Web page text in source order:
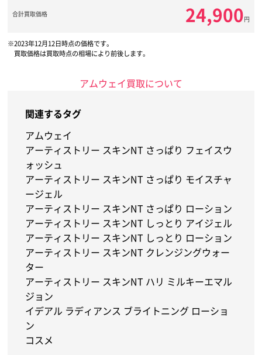
合計買取価格 24,900円
2023年12月12日時点の価格です。
買取価格は買取時点の相場により前後します。
アムウェイ買取について
関連するタグ
アムウェイ
アーティストリー スキンNT さっぱり フェイスウ
ォッシュ
アーティストリー スキンNT さっぱり モイスチャ
ージェル
アーティストリー スキンNT さっぱり ローション
アーティストリー スキンNT しっとり アイジェル
アーティストリー スキンNT しっとり ローション
アーティストリー スキンNT クレンジングウォー
ター
アーティストリー スキンNT ハリ ミルキーエマル
ジョン
イデアル ラディアンス ブライトニング ローショ
ン
コスメ